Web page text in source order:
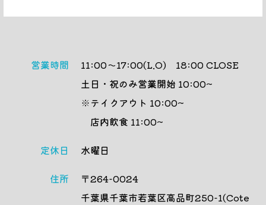
営業時間
11:00〜17:00(L.O) 18:00 CLOSE
土日・祝のみ営業開始 10:00~
※テイクアウト 10:00~
店内飲食 11:00~
定休日
⽔曜⽇
住所
〒264-0024
千葉県千葉市若葉区⾼品町250-1(Cote